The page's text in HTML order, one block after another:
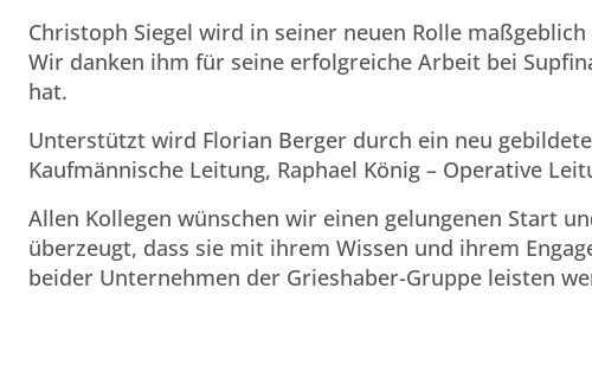
Christoph Siegel wird in seiner neuen Rolle
Wir danken ihm für seine erfolgreiche Arbeit bei
hat.
Unterstützt wird Florian Berger durch ein neu
Kaufmännische Leitung, Raphael König – Operative
Allen Kollegen wünschen wir einen gelungenen Start
überzeugt, dass sie mit ihrem Wissen und ihrem
beider Unternehmen der Grieshaber-Gruppe leisten